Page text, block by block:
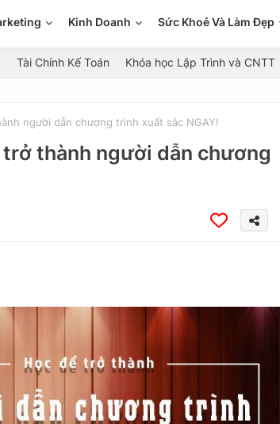
Kinh Doanh Sức Khoẻ Và Làm Đẹp
Tài Chính Kế Toán Khóa học Lập Trình và CNTT
người dẫn chương trình xuất sắc NGAY!
thành người dẫn chương